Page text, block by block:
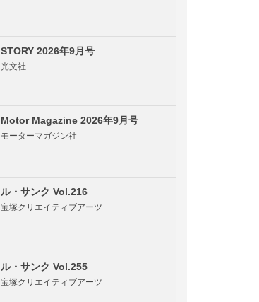
STORY 2026年9月号
光文社
Motor Magazine 2026年9月号
モーターマガジン社
ル・サンク Vol.216
宝塚クリエイティブアーツ
ル・サンク Vol.255
宝塚クリエイティブアーツ